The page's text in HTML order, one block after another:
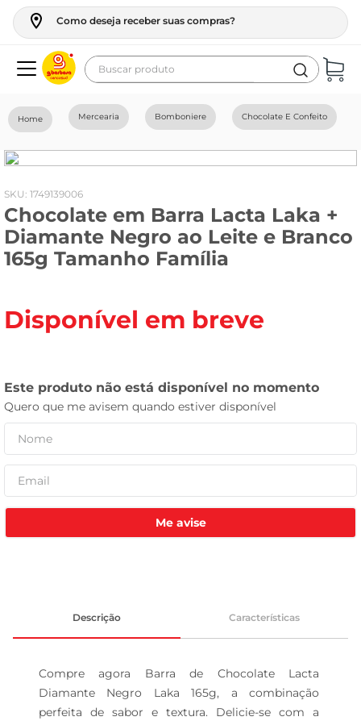
Como deseja receber suas compras?
Buscar produto
Mercearia Bomboniere Chocolate E Confeito
: 1749139006
Chocolate em Barra Lacta Laka +
Diamante Negro ao Leite e Branco
165g Tamanho Família
Disponível em breve
Me avise
Descrição Características
Compre agora Barra de Chocolate Lacta
Diamante Negro Laka 165g, a combinação
perfeita de sabor e textura. Delicie-se com a
geladeira
fogao
café
cerveja
frango
vinho
celular